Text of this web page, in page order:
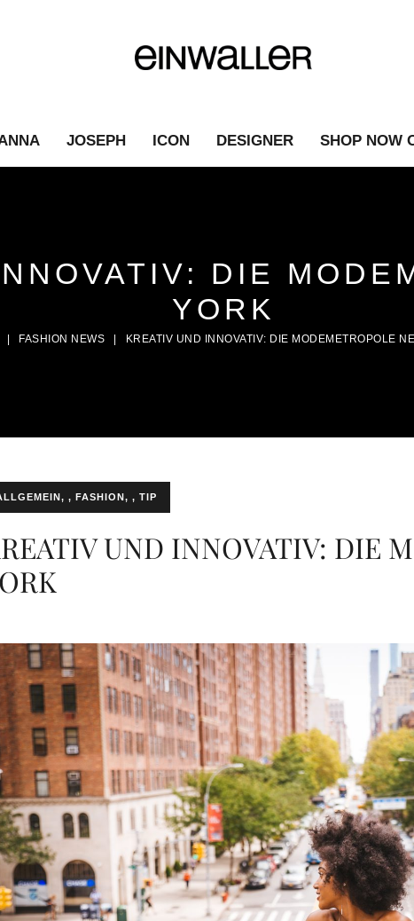
JOSEPH ICON DESIGNER SHOP NOW
DIE
YORK
| FASHION NEWS | KREATIV UND INNOVATIV: DIE MODEMETROPOLE
, FASHION , TIP
UND INNOVATIV: DIE